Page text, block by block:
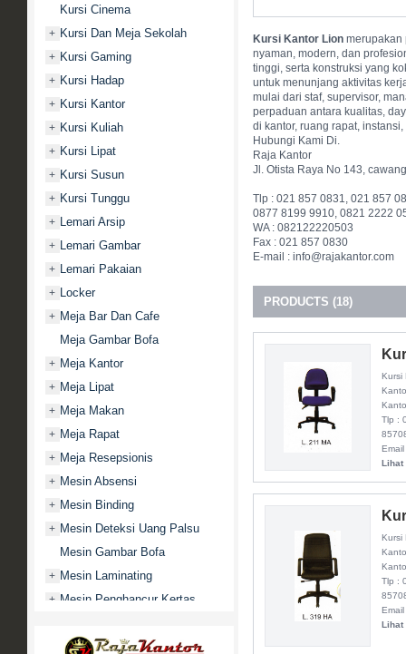
Kursi Cinema
+ Kursi Dan Meja Sekolah
+ Kursi Gaming
+ Kursi Hadap
+ Kursi Kantor
+ Kursi Kuliah
+ Kursi Lipat
+ Kursi Susun
+ Kursi Tunggu
+ Lemari Arsip
+ Lemari Gambar
+ Lemari Pakaian
+ Locker
+ Meja Bar Dan Cafe
Meja Gambar Bofa
+ Meja Kantor
+ Meja Lipat
+ Meja Makan
+ Meja Rapat
+ Meja Resepsionis
+ Mesin Absensi
+ Mesin Binding
+ Mesin Deteksi Uang Palsu
Mesin Gambar Bofa
+ Mesin Laminating
+ Mesin Penghancur Kertas
Mobile File / Roll O Pack
Kursi Kantor Lionmerupakan
nyaman, modern, dan
tinggi, serta konstruksi yang
untuk menunjang aktivitas
mulai dari staf, supervisor,
perpaduan antara kualitas,
di kantor, ruang rapat,
Hubungi Kami Di.
Raja Kantor
Jl. Otista Raya No 143,
Tlp : 021 857 0831, 021 857
0877 8199 9910, 0821 2222
WA : 082122220503
Fax : 021 857 0830
E-mail : info@rajakantor.com
PRODUCTS (18)
Kursi
Tlp :
Lihat
Kursi
Tlp :
Lihat